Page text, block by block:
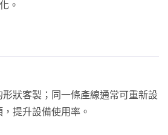
。
狀客製；同一條產線通常可重新設
提升設備使用率。